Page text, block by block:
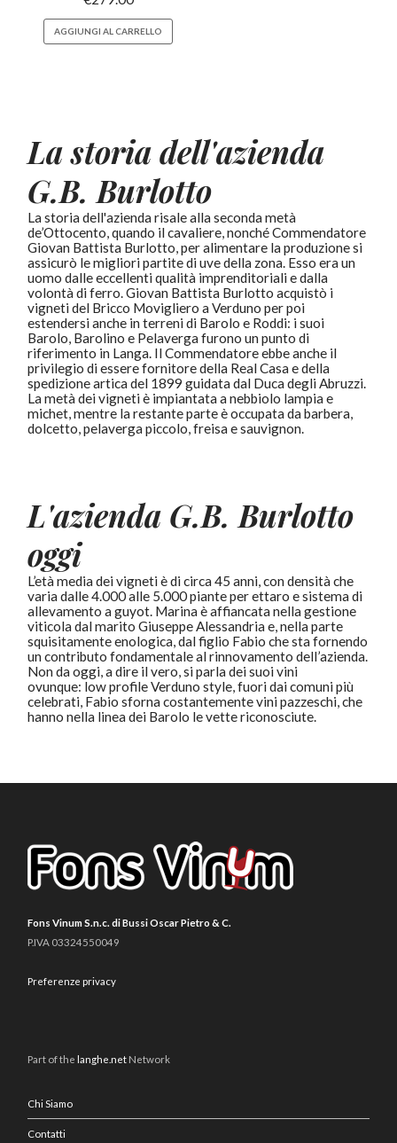
AGGIUNGI AL CARRELLO
La storia dell'azienda
G.B. Burlotto
La storia dell'azienda risale alla seconda metà
de’Ottocento, quando il cavaliere, nonché Commendatore
Giovan Battista Burlotto, per alimentare la produzione si
assicurò le migliori partite di uve della zona. Esso era un
uomo dalle eccellenti qualità imprenditoriali e dalla
volontà di ferro. Giovan Battista Burlotto acquistò i
vigneti del Bricco Movigliero a Verduno per poi
estendersi anche in terreni di Barolo e Roddi: i suoi
Barolo, Barolino e Pelaverga furono un punto di
riferimento in Langa. Il Commendatore ebbe anche il
privilegio di essere fornitore della Real Casa e della
spedizione artica del 1899 guidata dal Duca degli Abruzzi.
La metà dei vigneti è impiantata a nebbiolo lampia e
michet, mentre la restante parte è occupata da barbera,
dolcetto, pelaverga piccolo, freisa e sauvignon.
L'azienda G.B. Burlotto
oggi
L’età media dei vigneti è di circa 45 anni, con densità che
varia dalle 4.000 alle 5.000 piante per ettaro e sistema di
allevamento a guyot. Marina è affiancata nella gestione
viticola dal marito Giuseppe Alessandria e, nella parte
squisitamente enologica, dal figlio Fabio che sta fornendo
un contributo fondamentale al rinnovamento dell’azienda.
Non da oggi, a dire il vero, si parla dei suoi vini
ovunque: low profile Verduno style, fuori dai comuni più
celebrati, Fabio sforna costantemente vini pazzeschi, che
hanno nella linea dei Barolo le vette riconosciute.
Fons Vinum S.n.c. di Bussi Oscar Pietro & C.
P.IVA 03324550049
Preferenze privacy
Part of thelanghe.net Network
Chi Siamo
Contatti